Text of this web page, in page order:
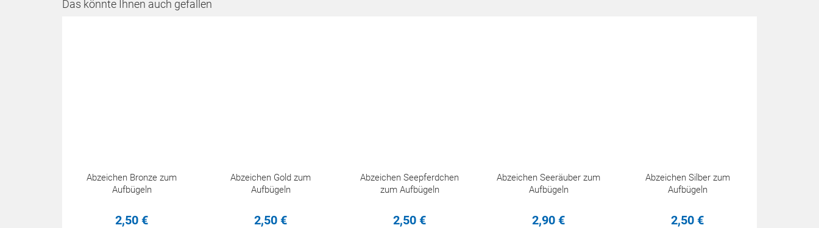
Das könnte Ihnen auch gefallen
Abzeichen Bronze zum
Aufbügeln
2,50 €
Abzeichen Gold zum
Aufbügeln
2,50 €
Abzeichen Seepferdchen
zum Aufbügeln
2,50 €
Abzeichen Seeräuber zum
Aufbügeln
2,90 €
Abzeichen Silber zum
Aufbügeln
2,50 €